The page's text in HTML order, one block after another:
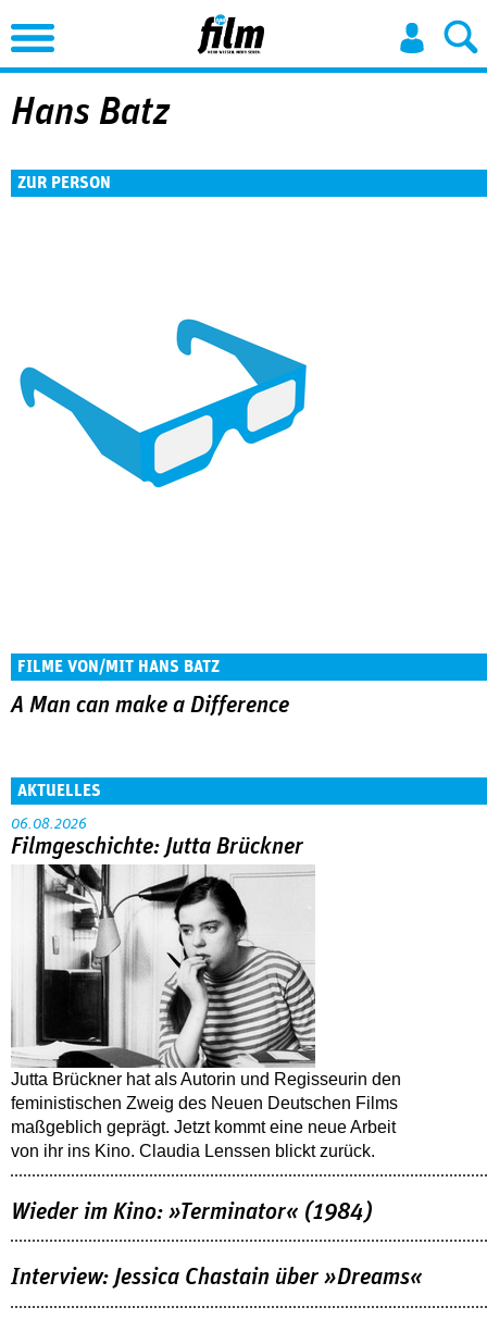
Jump to Navigation
Hans Batz
ZUR PERSON
FILME VON/MIT HANS BATZ
A Man can make a Difference
AKTUELLES
06.08.2026
Filmgeschichte: Jutta Brückner
Jutta Brückner hat als Autorin und Regisseurin den
feministischen Zweig des Neuen Deutschen Films
maßgeblich geprägt. Jetzt kommt eine neue Arbeit
von ihr ins Kino. Claudia Lenssen blickt zurück.
Wieder im Kino: »Terminator« (1984)
Interview: Jessica Chastain über »Dreams«